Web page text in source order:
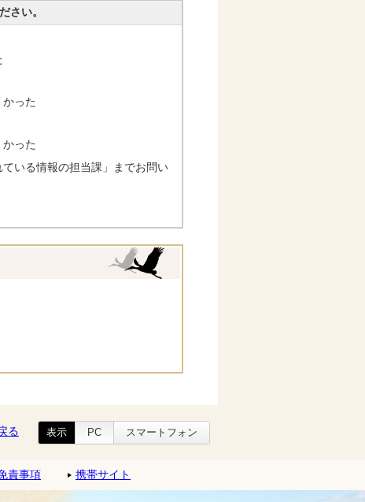
さい。
った
かった
いる情報の担当課」までお問い
る 表示 PC スマートフォン
責事項 携帯サイト